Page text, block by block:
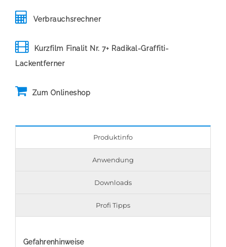
Verbrauchsrechner
Kurzfilm Finalit Nr. 7+ Radikal-Graffiti-
Lackentferner
Zum Onlineshop
Produktinfo
Anwendung
Downloads
Profi Tipps
Gefahrenhinweise